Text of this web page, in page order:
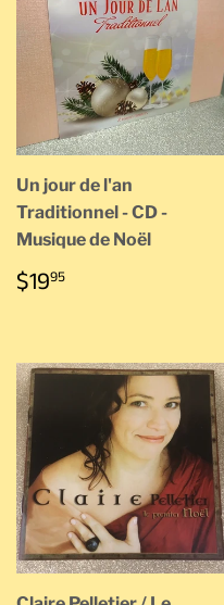
Un jour de l'an
Traditionnel - CD -
Musique de Noël
PRIX
RÉGULIER
$1995